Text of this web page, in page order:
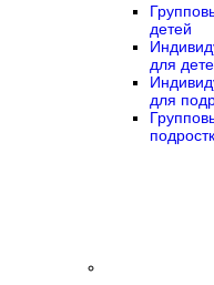
детей
для
для